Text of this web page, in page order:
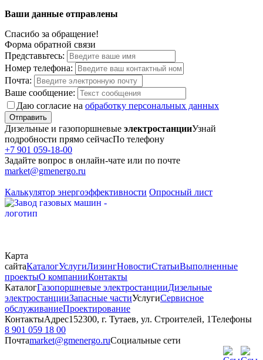
Ваши данные отправлены
Спасибо за обращение!
Форма обратной связи
Представьтесь:
Номер телефона:
Почта:
Ваше сообщение:
Даю согласие на обработку персональных данных
Отправить
Дизельные и газопоршневые электростанцииУзнай
подробности прямо сейчасПо телефону
+7 901 059-18-00
Задайте вопрос в онлайн-чате или по почте
market@gmenergo.ru
Калькулятор энергоэффективности Опросный лист
Карта
сайтаКаталогУслугиЛизингНовостиСтатьиВыполненные
проектыО компанииКонтакты
КаталогГазопоршневые электростанцииДизельные
электростанцииЗапасные частиУслугиСервисное
обслуживаниеПроектирование
КонтактыАдрес152300, г. Тутаев, ул. Строителей, 1Телефоны
8 901 059 18 00
Почтаmarket@gmenergo.ruСоциальные сети